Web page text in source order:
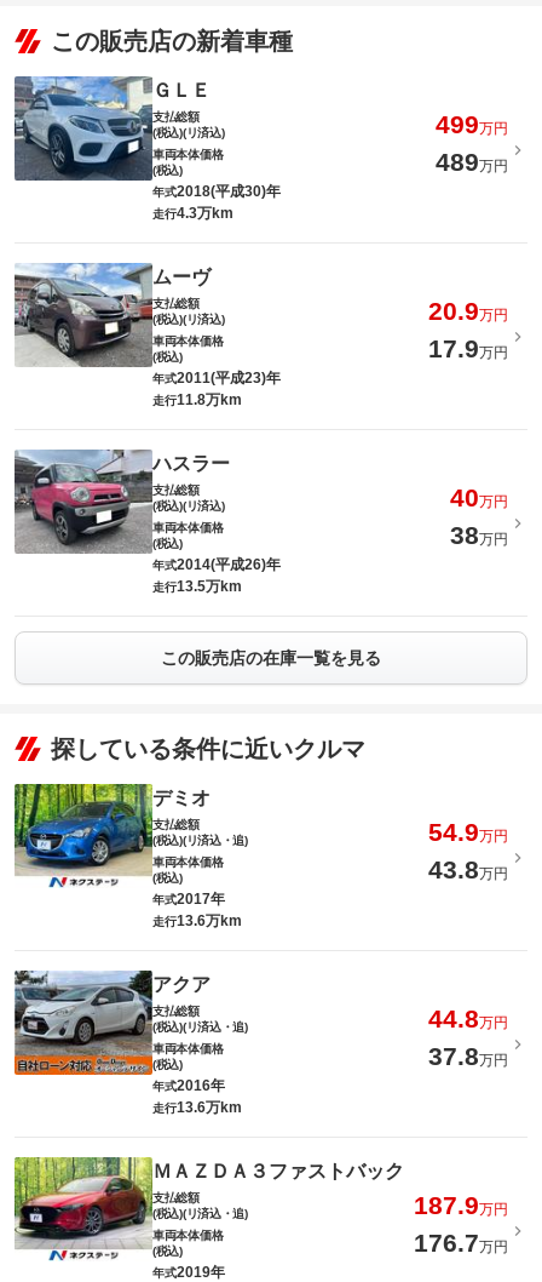
この販売店の新着車種
ＧＬＥ
支払総額
(税込)(リ済込)
499万円
車両本体価格
(税込)
489万円
年式2018(平成30)年
走行4.3万km
ムーヴ
支払総額
(税込)(リ済込)
20.9万円
車両本体価格
(税込)
17.9万円
年式2011(平成23)年
走行11.8万km
ハスラー
支払総額
(税込)(リ済込)
40万円
車両本体価格
(税込)
38万円
年式2014(平成26)年
走行13.5万km
この販売店の在庫一覧を見る
探している条件に近いクルマ
デミオ
支払総額
(税込)(リ済込・追)
54.9万円
車両本体価格
(税込)
43.8万円
年式2017年
走行13.6万km
アクア
支払総額
(税込)(リ済込・追)
44.8万円
車両本体価格
(税込)
37.8万円
年式2016年
走行13.6万km
ＭＡＺＤＡ３ファストバック
支払総額
(税込)(リ済込・追)
187.9万円
車両本体価格
(税込)
176.7万円
年式2019年